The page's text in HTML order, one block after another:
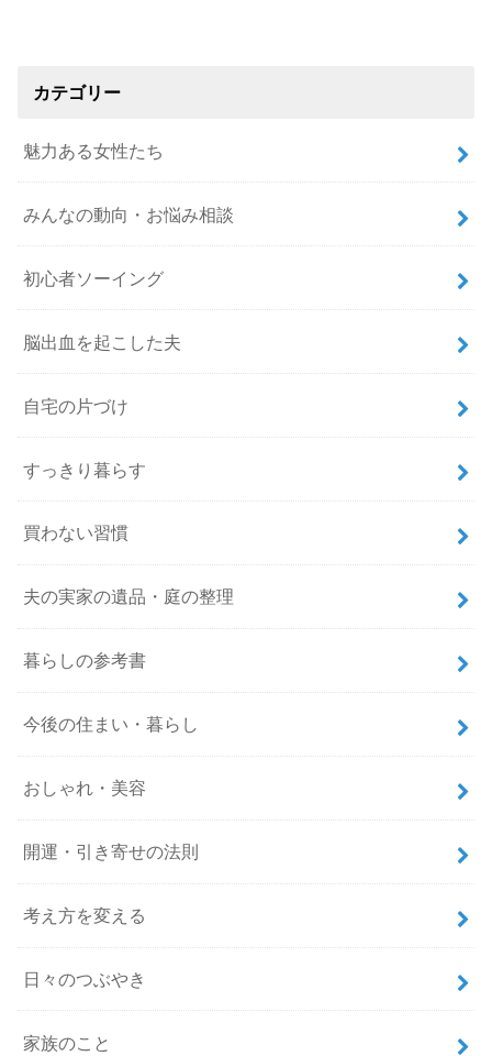
カテゴリー
魅力ある女性たち
みんなの動向・お悩み相談
初心者ソーイング
脳出血を起こした夫
自宅の片づけ
すっきり暮らす
買わない習慣
夫の実家の遺品・庭の整理
暮らしの参考書
今後の住まい・暮らし
おしゃれ・美容
開運・引き寄せの法則
考え方を変える
日々のつぶやき
家族のこと